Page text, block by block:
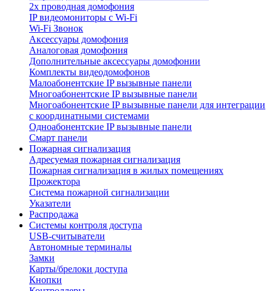
2х проводная домофония
IP видеомониторы с Wi-Fi
Wi-Fi Звонок
Аксессуары домофония
Аналоговая домофония
Дополнительные аксессуары домофонии
Комплекты видеодомофонов
Малоабонентские IP вызывные панели
Многоабонентские IP вызывные панели
Многоабонентские IP вызывные панели для интеграции
с координатными системами
Одноабонентские IP вызывные панели
Смарт панели
Пожарная сигнализация
Адресуемая пожарная сигнализация
Пожарная сигнализация в жилых помещениях
Прожектора
Система пожарной сигнализации
Указатели
Распродажа
Системы контроля доступа
USB-считыватели
Автономные терминалы
Замки
Карты/брелоки доступа
Кнопки